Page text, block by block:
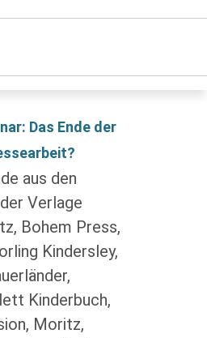
Das Ende der
aus den
Verlage
Bohem Press,
Kindersley,
Kinderbuch,
Moritz,